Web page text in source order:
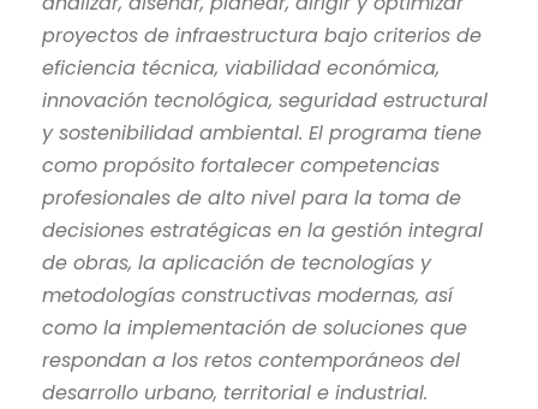
proyectos de infraestructura bajo criterios de
eficiencia técnica, viabilidad económica,
innovación tecnológica, seguridad estructural
y sostenibilidad ambiental. El programa tiene
como propósito fortalecer competencias
profesionales de alto nivel para la toma de
decisiones estratégicas en la gestión integral
de obras, la aplicación de tecnologías y
metodologías constructivas modernas, así
como la implementación de soluciones que
respondan a los retos contemporáneos del
desarrollo urbano, territorial e industrial.